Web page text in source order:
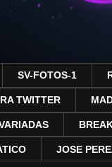
SV-FOTOS-1
TWITTER
JOSE